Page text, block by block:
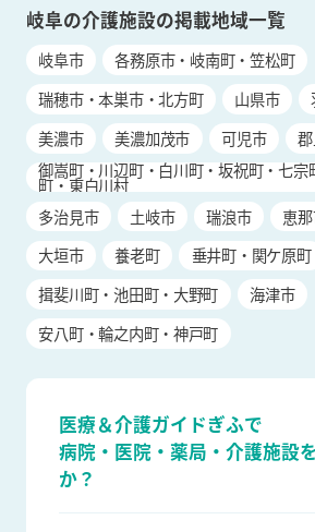
岐阜の介護施設の掲載地域一覧
岐阜市
各務原市・岐南町・笠松町
瑞穂市・本巣市・北方町
山県市
美濃市
美濃加茂市 可児市
御嵩町・川辺町・白川町・坂祝町・七宗
町・東白川村
多治見市
土岐市 瑞浪市 恵
大垣市
養老町
垂井町・関ケ原町
揖斐川町・池田町・大野町
海津市
安八町・輪之内町・神戸町
医療＆介護ガイドぎふで
病院・医院・薬局・介護施設を
か？